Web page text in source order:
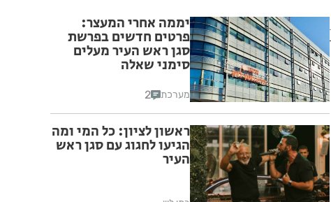
יממה אחרי המעצר:
פרטים חדשים בפרשת
סגן ראש העיר מעלים
סימני שאלה
מערכת 2
ראשון לציון: כל המי ומה
הגיעו לחגוג עם סגן ראש
העיר